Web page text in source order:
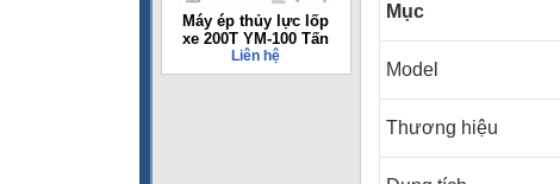
Máy ép thủy lực lốp
xe 200T YM-100 Tấn
Liên hệ
Mục
Model
Thương hiệu